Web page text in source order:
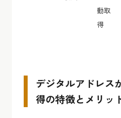
動取
得
デジタルアドレス
得の特徴とメリッ